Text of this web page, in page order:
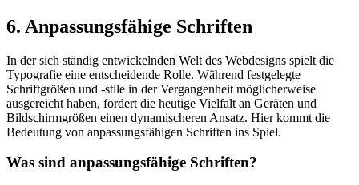
6. Anpassungsfähige Schriften
In der sich ständig entwickelnden Welt des Webdesigns spielt die
Typografie eine entscheidende Rolle. Während festgelegte
Schriftgrößen und -stile in der Vergangenheit möglicherweise
ausgereicht haben, fordert die heutige Vielfalt an Geräten und
Bildschirmgrößen einen dynamischeren Ansatz. Hier kommt die
Bedeutung von anpassungsfähigen Schriften ins Spiel.
Was sind anpassungsfähige Schriften?